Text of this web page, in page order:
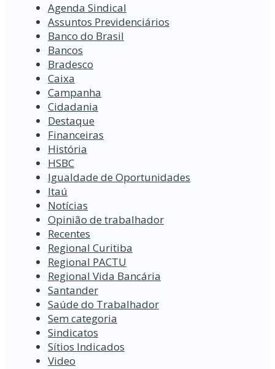
Agenda Sindical
Assuntos Previdenciários
Banco do Brasil
Bancos
Bradesco
Caixa
Campanha
Cidadania
Destaque
Financeiras
História
HSBC
Igualdade de Oportunidades
Itaú
Notícias
Opinião de trabalhador
Recentes
Regional Curitiba
Regional PACTU
Regional Vida Bancária
Santander
Saúde do Trabalhador
Sem categoria
Sindicatos
Sítios Indicados
Video